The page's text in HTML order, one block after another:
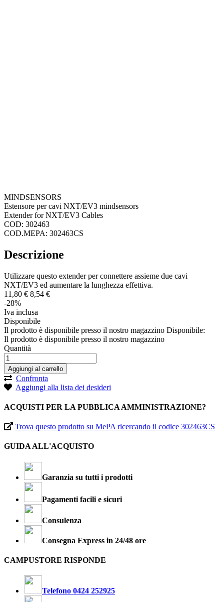
MINDSENSORS
Estensore per cavi NXT/EV3 mindsensors
Extender for NXT/EV3 Cables
COD: 302463
COD.MEPA: 302463CS
Descrizione
Utilizzare questo extender per connettere assieme due cavi
NXT/EV3 ed aumentare la lunghezza effettiva.
11,80 € 8,54 €
-28%
Iva inclusa
Disponibile
Il prodotto è disponibile presso il nostro magazzino Disponibile:
Il prodotto è disponibile presso il nostro magazzino
Quantità
Aggiungi al carrello
Confronta
Aggiungi alla lista dei desideri
ACQUISTI PER LA PUBBLICA AMMINISTRAZIONE?
Trova questo prodotto su MePA ricercando il codice 302463CS
GUIDA ALL'ACQUISTO
Garanzia su tutti i prodotti
Pagamenti facili e sicuri
Consulenza
Consegna Express in 24/48 ore
CAMPUSTORE RISPONDE
Telefono 0424 252925